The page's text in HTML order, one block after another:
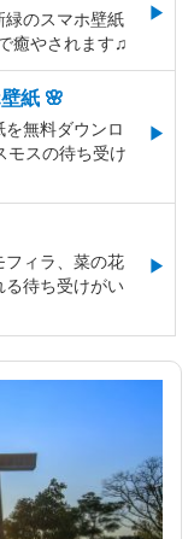
緑のスマホ壁紙
癒やされます♫
紙 🌸
無料ダウンロ
モスの待ち受け
フィラ、菜の花
る待ち受けがい